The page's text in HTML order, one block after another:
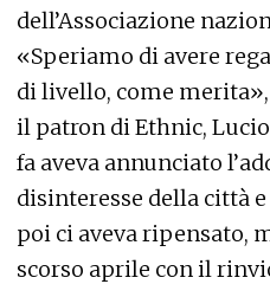
dell’Associazione
«Speriamo di avere
di livello, come
il patron di Ethnic,
fa aveva annunciato
disinteresse della città e
poi ci aveva ripensato,
scorso aprile con il